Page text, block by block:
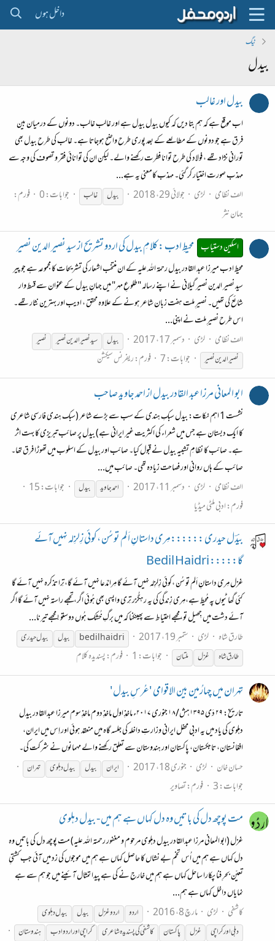
داخل ہوں
ٹیگ
بیدل
بیدل اور غالب
اب موقع ہے کہ ہم بتا دیں کہ کیوں بیدل بیدل ہے اور غالب غالب۔ دونوں کے درمیان بین
فرق ہے جو دونوں کے مطالعے کے بعد پوری طرح واضح ہوجاتا ہے۔ غالب کی طرح بیدل بھی
تورانی نژاد تھے ، فولاد کی طرح توانا فطرت رکھنے والے۔ لیکن ان کی توانائی فقر و تصوف کی وجہ سے
مہذب صورت اختیار کر گئی۔ مہذب کامعنی یہ ہے...
الف نظامی
لڑی جولائی 29، 2018 بیدل غالب جوابات: 0
فورم:
جہان نثر
اسکین دستیاب محیطِ ادب : کلامِ بیدل کی اردو تشریح از سید نصیر الدین نصیر
محیطِ ادب میرزا عبد القادر بیدل رحمۃ اللہ علیہ کے ان منتخب اشعار کی تشریحات کا مجموعہ ہے جو پیر
سید نصیر الدین نصیر گیلانی نے اپنے رسالہ "طلوعِ مہر" میں جہانِ بیدل کے عنوان سے قسط وار
شائع کی تھیں۔ نصیرِ ملت ہفت زبان شاعر ہونے کے علاوہ محقق ، ادیب اور بہترین نثار تھے۔
اس طرح نصیرِ ملت نے اپنی...
الف نظامی
لڑی دسمبر 17، 2017 بیدل سید نصیر الدین نصیر
نصیر
نصیر الدین نصیر
جوابات: 7 فورم:ریفرنس سیکشن
ابو المعانی مرزا عبد القادر بیدل از احمد جاوید صاحب
نشست 1 اہم نکات: بیدل سبکِ ہندی کے سب سے بڑے شاعر (سبک ہندی فارسی شاعری
کا ایک دبستان ہے جس میں شعراء کی اکثریت غیر ایرانی ہے) بیدل پر صائب تبریزی کا بہت اثر
ہے۔ صائب کا نظامِ تشبیہ بیدل نے قبول کیا۔ صائب اور بیدل کے اسلوب میں تھوڑا فرق تھا۔
صائب کے ہاں روانی اور فصاحت زیادہ تھی۔ صائب میں...
الف نظامی
لڑی دسمبر 11، 2017 احمد جاوید بیدل
جوابات: 15
فورم:ادبی ملٹی میڈیا
بیدؔل حیدری ::::::مِری داستانِ اَلم تو سُن ،کوئی زِلزِلہ نہیں آئے
گا::::: Bedil Haidri
غزل مِری داستانِ اَلم تو سُن ،کوئی زِلزِلہ نہیں آئے گا مِرا مُدّعا نہیں آئے گا،تِرا تذکرہ نہیں آئے گا
کئی گھاٹیوں پہ مُحیط ہے،مِری زِندگی کی یہ رہگُزر تِری واپسی بھی ہُوئی اگر،تجھے راستہ نہیں آئے گا اگر
آئے دشت میں جِھیل تو،مجھے احتیاط سے پھینکنا کہ میں برگِ خُشک ہُوں دوستو ! مجھے تیرنا...
طارق شاہ
لڑی ستمبر 19، 2017 bedil haidri بیدل بیدلحیدری
طارق شاہ
غزل ملتان جوابات: 1 فورم:پسندیدہ کلام
تہران میں چہارُمین بین الاقوامی 'عُرسِ بیدل'
تاریخ: ۲۹ دَی ۱۳۹۵هش/۱۸ جنوری ۲۰۱۷ء ماخذِ اول ماخذِ دوم ماخذِ سوم میرزا عبدالقادر بیدل
دہلوی کی یاد میں یہ ادبی محفل ایرانی وزارتِ داخلہ کی جلسہ گاہ میں منعقد ہوئی اور اِس میں ایران،
افغانستان، تاجکستان، پاکستان اور ہندوستان سے تعلق رکھنے والے مہمانوں نے شرکت کی۔
حسان خان
لڑی جنوری 18، 2017 ایران بیدل بیدلدہلوی تہران
جوابات: 3 فورم:تصاویر
مت پوچھ دل کی باتیں وہ دل کہاں ہے ہم میں - بیدل دہلوی
غزل (ابو المعانی مرزا عبدالقادر بیدل دہلوی مرحوم و مغفور رحمتہ اللہ علیہ) مت پوچھ دل کی باتیں وہ
دل کہاں ہے ہم میں اُس تخم بے نشاں کا حاصل کہاں ہے ہم میں موجوں کی زد میں آئی جب کشتیِ
تعیّن بحرِ فنا پکارا ساحل کہاں ہے ہم میں خارج نے کی ہے پیدا تمثال آئینے میں جو ہم سے ہے
نمایاں داخل کہاں ہے ہم...
کاشفی
لڑی مارچ 8، 2016 اردو اردو غزل بیدل بیدلدہلوی
دہلی اور کراچی
غزل پاکستان کاشفی کی پسندیدہ شاعری کراچی اور اردو ادب ہندوستان